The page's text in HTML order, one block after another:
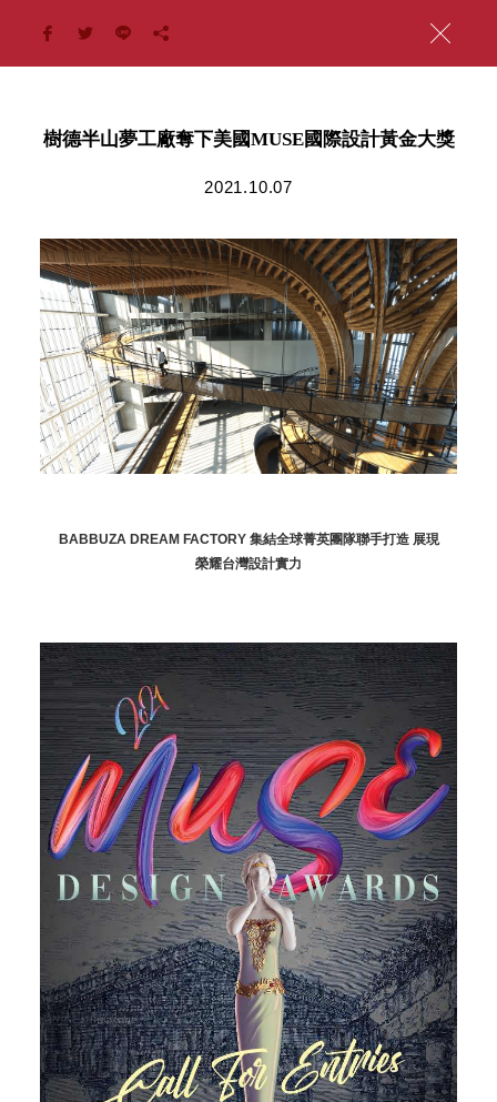
樹德半山夢工廠奪下美國MUSE國際設計黃金大獎
2021.10.07
BABBUZA DREAM FACTORY 集結全球菁英團隊聯手打造 展現
榮耀台灣設計實力